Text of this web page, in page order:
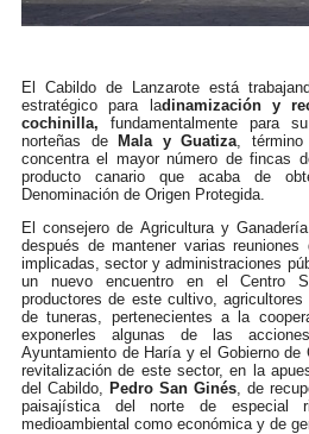
El Cabildo de Lanzarote está
estratégico para ladinamización y
cochinilla, fundamentalmente para
norteñas de
Mala y Guatiza ,
concentra el mayor número de fincas
producto canario que acaba de
Denominación de Origen Protegida.
El consejero de Agricultura y
después de mantener varias
implicadas, sector y administraciones
un nuevo encuentro en el Centro
productores de este cultivo,
de tuneras, pertenecientes a la
exponerles algunas de las
Ayuntamiento de Haría y el Gobierno de
revitalización de este sector, en la
del Cabildo,
Pedro San Ginés , de
paisajística del norte de especial
medioambiental como económica y de